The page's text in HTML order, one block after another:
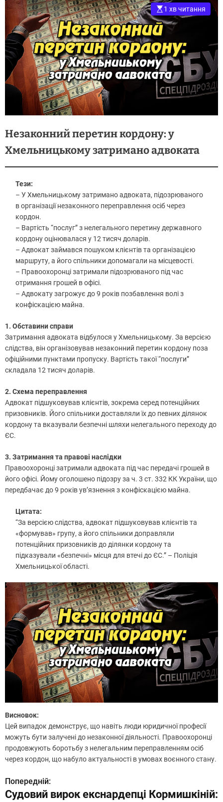
1 хв читання
Незаконний перетин кордону: у
Хмельницькому затримано адвоката
Тези:
– У Хмельницькому затримано адвоката, підозрюваного
в організації незаконного переправлення осіб через
кордон.
– Вартість “послуг” з нелегального перетину державного
кордону оцінювалася у 12 тисяч доларів.
– Адвокат займався пошуком клієнтів та організацією
маршруту, а його спільники допомагали на місцевості.
– Правоохоронці затримали підозрюваного під час
отримання грошей в офісі.
– Адвокату загрожує до 9 років позбавлення волі з
конфіскацією майна.
1. Обставини справи
Затримання адвоката відбулося у Хмельницькому. За версією
слідства, він організовував незаконний перетин кордону поза
офіційними пунктами пропуску. Вартість такої “послуги”
складала 12 тисяч доларів.
2. Схема переправлення
Адвокат підшуковував клієнтів, зокрема серед потенційних
призовників. Його спільники доставляли їх до певних ділянок
кордону та вказували безпечні шляхи нелегального переходу до
ЄС.
3. Затримання та правові наслідки
Правоохоронці затримали адвоката під час передачі грошей в
його офісі. Йому оголошено підозру за ч. 3 ст. 332 КК України, що
передбачає до 9 років ув’язнення з конфіскацією майна.
Цитата:
“За версією слідства, адвокат підшуковував клієнтів та
«формував» групу, а його спільники доправляли
потенційних призовників до ділянки кордону та
підказували «безпечні» місця для втечі до ЄС.” – Поліція
Хмельницької області.
Висновок:
Цей випадок демонструє, що навіть люди юридичної професії
можуть бути залучені до незаконної діяльності. Правоохоронці
продовжують боротьбу з нелегальним переправленням осіб
через кордон, що набуло актуальності в умовах воєнного стану.
Н
Попередній:
Судовий вирок екснардепці Кормишкіній: